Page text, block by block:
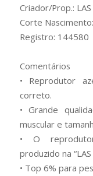
Criador/Prop.:
Corte
Registro: 144580
Comentários
• Reprodutor
correto.
• Grande
muscular e
• O
produzido na
• Top 6% para